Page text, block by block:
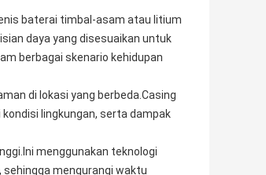
baterai timbal-asam atau litium
daya yang disesuaikan untuk
berbagai skenario kehidupan
di lokasi yang berbeda.Casing
lingkungan, serta dampak
menggunakan teknologi
mengurangi waktu